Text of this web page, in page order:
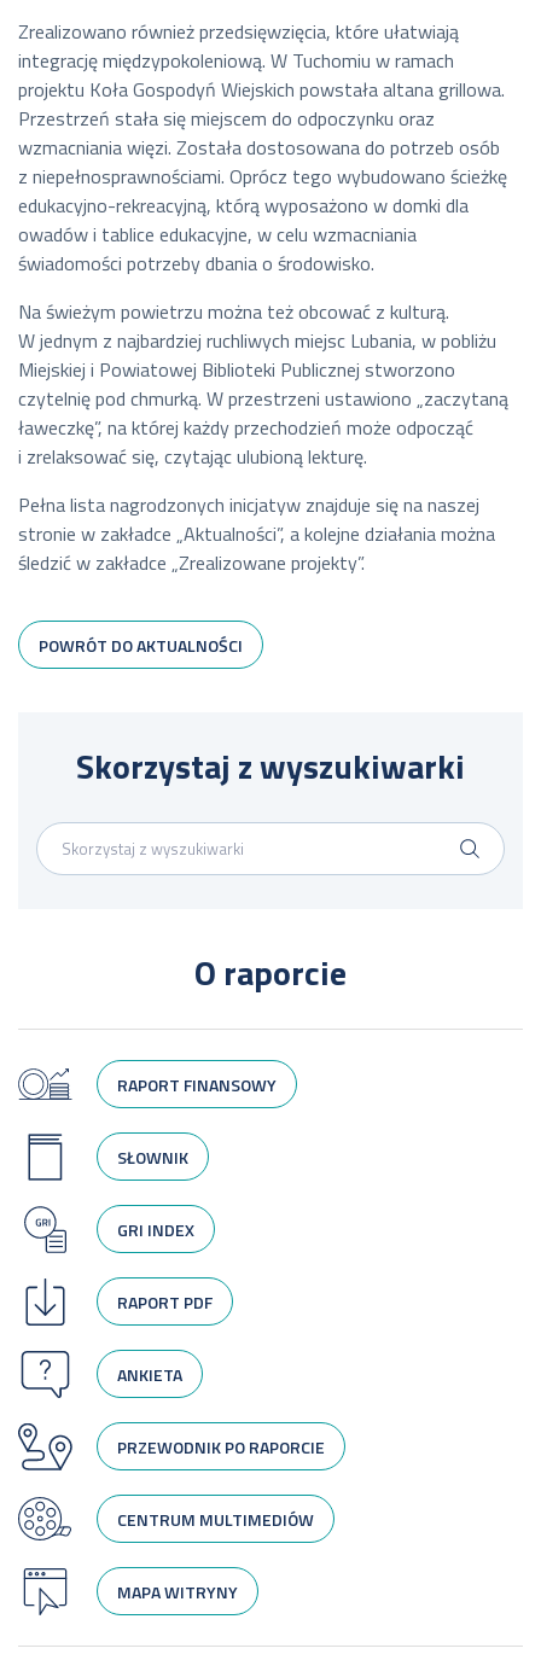
Zrealizowano również przedsięwzięcia, które ułatwiają
integrację międzypokoleniową. W Tuchomiu w ramach
projektu Koła Gospodyń Wiejskich powstała altana grillowa.
Przestrzeń stała się miejscem do odpoczynku oraz
wzmacniania więzi. Została dostosowana do potrzeb osób
z niepełnosprawnościami. Oprócz tego wybudowano ścieżkę
edukacyjno-rekreacyjną, którą wyposażono w domki dla
owadów i tablice edukacyjne, w celu wzmacniania
świadomości potrzeby dbania o środowisko.
Na świeżym powietrzu można też obcować z kulturą.
W jednym z najbardziej ruchliwych miejsc Lubania, w pobliżu
Miejskiej i Powiatowej Biblioteki Publicznej stworzono
czytelnię pod chmurką. W przestrzeni ustawiono „zaczytaną
ławeczkę”, na której każdy przechodzień może odpocząć
i zrelaksować się, czytając ulubioną lekturę.
Pełna lista nagrodzonych inicjatyw znajduje się na naszej
stronie w zakładce „Aktualności”, a kolejne działania można
śledzić w zakładce „Zrealizowane projekty”.
POWRÓT DO AKTUALNOŚCI
Skorzystaj z wyszukiwarki
O raporcie
RAPORT FINANSOWY
SŁOWNIK
GRI INDEX
RAPORT PDF
ANKIETA
PRZEWODNIK PO RAPORCIE
CENTRUM MULTIMEDIÓW
MAPA WITRYNY